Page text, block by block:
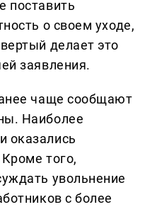
поставить
о своем уходе,
делает это
заявления.
чаще сообщают
Наиболее
оказались
того,
увольнение
с более